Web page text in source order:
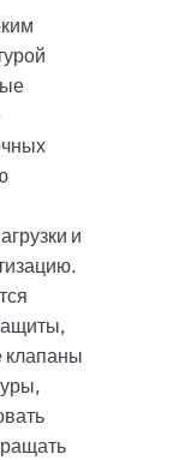
и
клапаны